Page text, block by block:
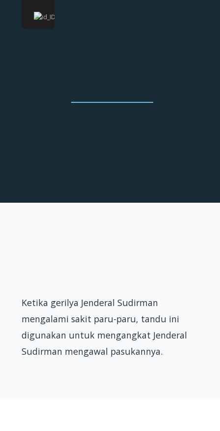
Ketika gerilya Jenderal Sudirman
mengalami sakit paru-paru, tandu ini
digunakan untuk mengangkat Jenderal
Sudirman mengawal pasukannya.